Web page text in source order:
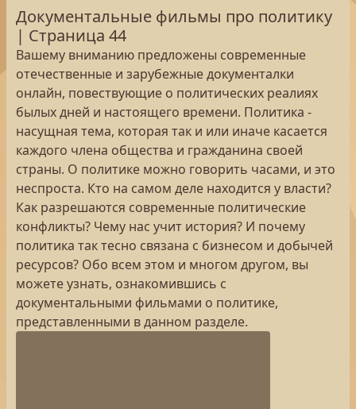
Документальные фильмы про политику
| Страница 44
Вашему вниманию предложены современные
отечественные и зарубежные документалки
онлайн, повествующие о политических реалиях
былых дней и настоящего времени. Политика -
насущная тема, которая так и или иначе касается
каждого члена общества и гражданина своей
страны. О политике можно говорить часами, и это
неспроста. Кто на самом деле находится у власти?
Как разрешаются современные политические
конфликты? Чему нас учит история? И почему
политика так тесно связана с бизнесом и добычей
ресурсов? Обо всем этом и многом другом, вы
можете узнать, ознакомившись с
документальными фильмами о политике,
представленными в данном разделе.